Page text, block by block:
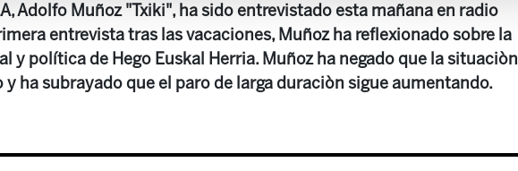
Adolfo Muñoz "Txiki", ha sido entrevistado esta mañana en radio
entrevista tras las vacaciones, Muñoz ha reflexionado sobre la
y política de Hego Euskal Herria. Muñoz ha negado que la situaciòn
ha subrayado que el paro de larga duraciòn sigue aumentando.